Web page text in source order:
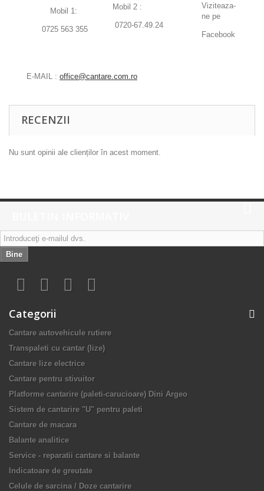
Mobil 1:
0725 563 355
Mobil 2 :
0720-67.49.24
Viziteaza-
ne pe
Facebook
E-MAIL : office@cantare.com.ro
RECENZII
Nu sunt opinii ale clienților în acest moment.
Bine
Categorii
Cantare autovehicule rutiere
Transpaleti cu cantar (lize)
Cantare lize electrice
Cantare pentru stivuitor
Platforme cantarire (paleti-carucioare) Dini Argeo
Sistem de cantarire "U" pentru paleti
Cantare de macara
Balante analitice
Service - reparatii cantare si balante
Indicatoare de greutate
Celule de sarcina / Doze cantarire